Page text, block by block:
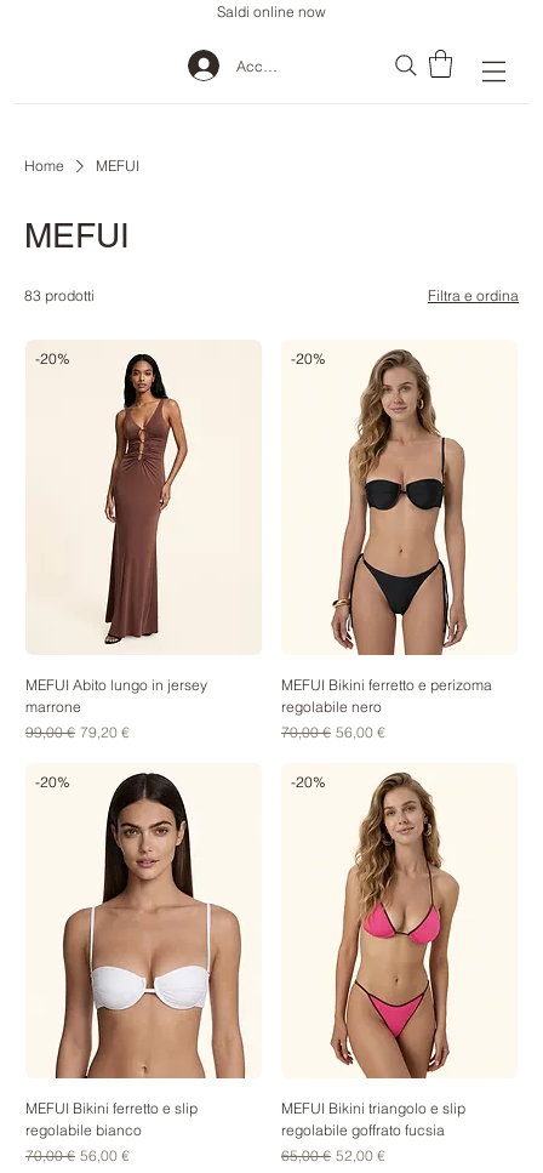
Saldi online now
Accedi
Home MEFUI
MEFUI
83 prodotti Filtra e ordina
-20%
MEFUI Abito lungo in jersey
marrone
Prezzo regolare
99,00 € Prezzo scontato
79,20 €
-20%
MEFUI Bikini ferretto e perizoma
regolabile nero
Prezzo regolare
70,00 € Prezzo scontato
56,00 €
-20%
MEFUI Bikini ferretto e slip
regolabile bianco
Prezzo regolare
70,00 € Prezzo scontato
56,00 €
-20%
MEFUI Bikini triangolo e slip
regolabile goffrato fucsia
Prezzo regolare
65,00 € Prezzo scontato
52,00 €